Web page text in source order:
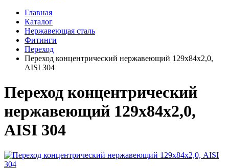
Главная
Каталог
Нержавеющая сталь
Фитинги
Переход
Переход концентрический нержавеющий 129х84х2,0,
AISI 304
Переход концентрический
нержавеющий 129х84х2,0,
AISI 304